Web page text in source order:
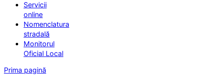
Servicii
online
Nomenclatura
stradală
Monitorul
Oficial Local
Prima pagină